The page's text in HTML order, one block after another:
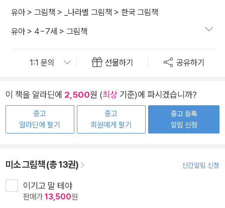
유아> 그림책 > _나라별 그림책 > 한국 그림책
유아> 4~7세 > 그림책
선물하기 공유하기
이 책을 알라딘에 2,500원 (최상 기준)에 파시겠습니까?
중고
알라딘에 팔기
중고
회원에게 팔기
중고 등록
알림 신청
미소 그림책 (총 13권) 신간알림 신청
이기고 말 테야
판매가13,500원